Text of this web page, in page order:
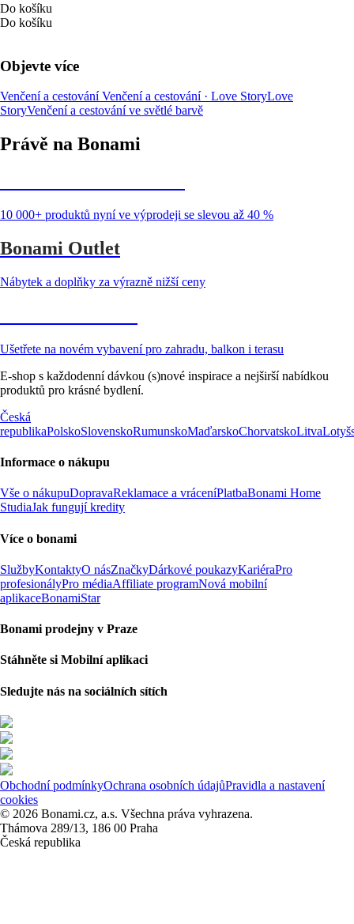
Do košíku
Do košíku
Objevte více
Venčení a cestováníVenčení a cestování · Love StoryLove
StoryVenčení a cestování ve světlé barvě
Právě na Bonami
10 000+ produktů nyní ve výprodeji se slevou až 40 %
Bonami Outlet
Nábytek a doplňky za výrazně nižší ceny
Ušetřete na novém vybavení pro zahradu, balkon i terasu
E-shop s každodenní dávkou (s)nové inspirace a nejširší nabídkou
produktů pro krásné bydlení.
Česká
republikaPolskoSlovenskoRumunskoMaďarskoChorvatskoLitva
Informace o nákupu
Vše o nákupuDopravaReklamace a vráceníPlatbaBonami Home
StudiaJak fungují kredity
Více o bonami
SlužbyKontaktyO násZnačkyDárkové poukazyKariéraPro
profesionályPro médiaAffiliate programNová mobilní
aplikaceBonamiStar
Bonami prodejny v Praze
Stáhněte si Mobilní aplikaci
Sledujte nás na sociálních sítích
Obchodní podmínkyOchrana osobních údajůPravidla a nastavení
cookies
© 2026 Bonami.cz, a.s. Všechna práva vyhrazena.
Thámova 289/13, 186 00 Praha
Česká republika